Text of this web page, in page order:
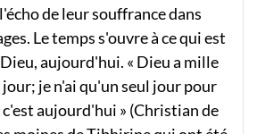
de leur souffrance dans
Le temps s'ouvre à ce qui est
aujourd'hui. « Dieu a mille
je n'ai qu'un seul jour pour
aujourd'hui » (Christian de